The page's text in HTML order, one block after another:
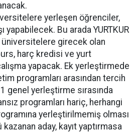
yerleşen öğrenciler,
yapabilecek. Bu arada YURTKUR
girecek olan
harç kredisi ve yurt
yapacak. Ek yerleştirmede
programları arasından tercih
genel yerleştirme sırasında
programları hariç, herhangi
yerleştirilmemiş olması
aday, kayıt yaptırmasa